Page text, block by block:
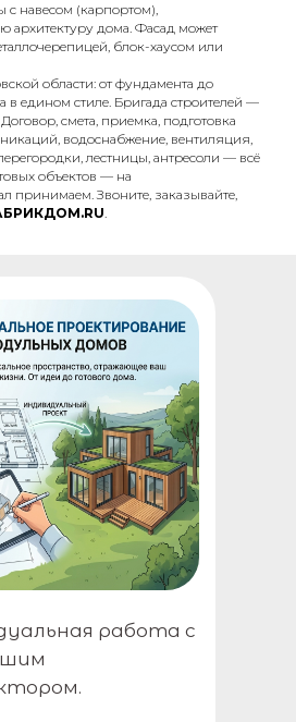
с навесом (карпортом),
архитектуру дома. Фасад может
блок-хаусом или
области: от фундамента до
едином стиле. Бригада строителей —
смета, приемка, подготовка
водоснабжение, вентиляция,
лестницы, антресоли — всё
объектов — на
принимаем. Звоните, заказывайте,
.
работа с